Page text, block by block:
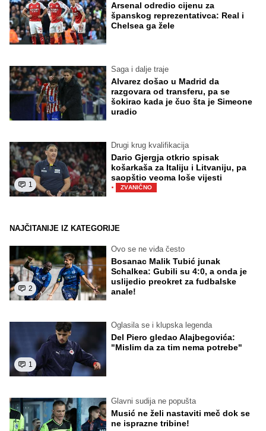
Arsenal odredio cijenu za
španskog reprezentativca: Real i
Chelsea ga žele
Saga i dalje traje
Alvarez došao u Madrid da
razgovara od transferu, pa se
šokirao kada je čuo šta je Simeone
uradio
1
Drugi krug kvalifikacija
Dario Gjergja otkrio spisak
košarkaša za Italiju i Litvaniju, pa
saopštio veoma loše vijesti
· ZVANIČNO
NAJČITANIJE IZ KATEGORIJE
2
Ovo se ne viđa često
Bosanac Malik Tubić junak
Schalkea: Gubili su 4:0, a onda je
uslijedio preokret za fudbalske
anale!
1
Oglasila se i klupska legenda
Del Piero gledao Alajbegovića:
"Mislim da za tim nema potrebe"
Glavni sudija ne popušta
Musić ne želi nastaviti meč dok se
ne isprazne tribine!